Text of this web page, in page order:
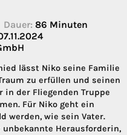
Dauer: 86 Minuten
lässt Niko seine Familie
zu erfüllen und seinen
in der Fliegenden Truppe
Für Niko geht ein
werden, wie sein Vater.
Herausforderin,